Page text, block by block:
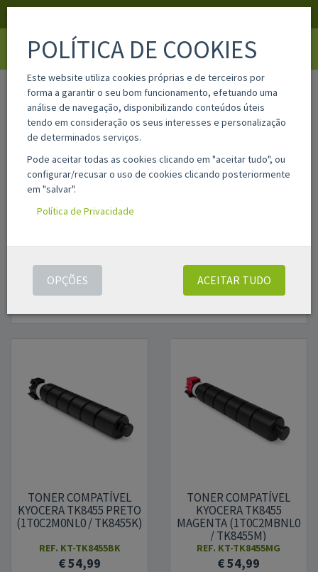
home compatíveis kyocera
Filtros
KYOCERA
Filtro de texto:
Foram encontrados
TONER COMPATÍVEL
KYOCERA TK8455 PRETO
(1T0C2M0NL0 / TK8455K)
REF. KT-TK8455BK
€ 54,99
TONER COMPATÍVEL
KYOCERA TK8455
MAGENTA (1T0C2MBNL0
/ TK8455M)
REF. KT-TK8455MG
€ 54,99
POLÍTICA DE COOKIES
Este website utiliza cookies próprias e de terceiros por
forma a garantir o seu bom funcionamento, efetuando uma
análise de navegação, disponibilizando conteúdos úteis
tendo em consideração os seus interesses e personalização
de determinados serviços.
Pode aceitar todas as cookies clicando em "aceitar tudo", ou
configurar/recusar o uso de cookies clicando posteriormente
em "salvar".
Política de Privacidade
ACEITAR TUDO
OPÇÕES